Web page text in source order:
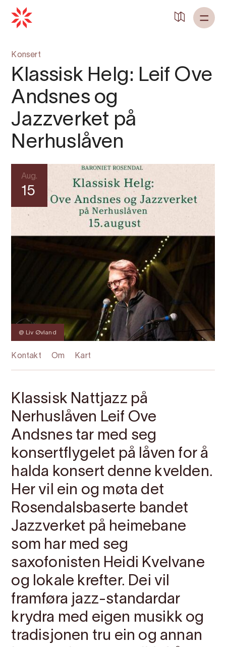
Konsert
Klassisk Helg: Leif Ove
Andsnes og
Jazzverket på
Nerhuslåven
@ Liv Øvland
Aug.
15
Kontakt Om Kart
Klassisk Nattjazz på
Nerhuslåven Leif Ove
Andsnes tar med seg
konsertflygelet på låven for å
halda konsert denne kvelden.
Her vil ein og møta det
Rosendalsbaserte bandet
Jazzverket på heimebane
som har med seg
saxofonisten Heidi Kvelvane
og lokale krefter. Dei vil
framføra jazz-standardar
krydra med eigen musikk og
tradisjonen tru ein og annan